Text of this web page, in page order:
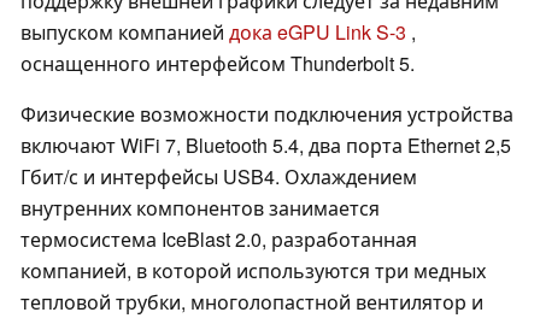
выпуском компанией дока eGPU Link S-3 ,
оснащенного интерфейсом Thunderbolt 5.
Физические возможности подключения устройства
включают WiFi 7, Bluetooth 5.4, два порта Ethernet 2,5
Гбит/с и интерфейсы USB4. Охлаждением
внутренних компонентов занимается
термосистема IceBlast 2.0, разработанная
компанией, в которой используются три медных
тепловой трубки, многолопастной вентилятор и